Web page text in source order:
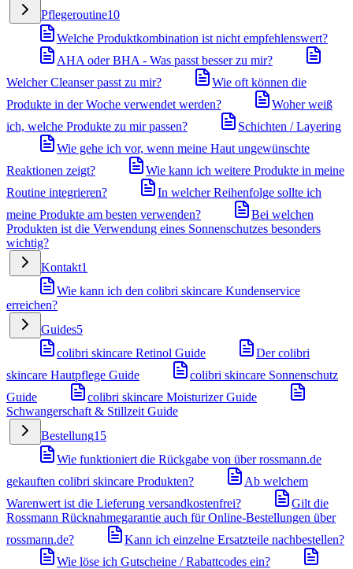
Pflegeroutine10
Welche Produktkombination ist nicht empfehlenswert?
AHA oder BHA - Was passt besser zu mir?
Welcher Cleanser passt zu mir?
Wie oft können die
Produkte in der Woche verwendet werden?
Woher weiß
ich, welche Produkte zu mir passen?
Schichten / Layering
Wie gehe ich vor, wenn meine Haut ungewünschte
Reaktionen zeigt?
Wie kann ich weitere Produkte in meine
Routine integrieren?
In welcher Reihenfolge sollte ich
meine Produkte am besten verwenden?
Bei welchen
Produkten ist die Verwendung eines Sonnenschutzes besonders
wichtig?
Kontakt1
Wie kann ich den colibri skincare Kundenservice
erreichen?
Guides5
colibri skincare Retinol Guide
Der colibri
skincare Hautpflege Guide
colibri skincare Sonnenschutz
Guide
colibri skincare Moisturizer Guide
Schwangerschaft & Stillzeit Guide
Bestellung15
Wie funktioniert die Rückgabe von über rossmann.de
gekauften colibri skincare Produkten?
Ab welchem
Warenwert ist die Lieferung versandkostenfrei?
Gilt die
Rossmann Rücknahmegarantie auch für Online-Bestellungen über
rossmann.de?
Kann ich einzelne Ersatzteile nachbestellen?
Wie löse ich Gutscheine / Rabattcodes ein?